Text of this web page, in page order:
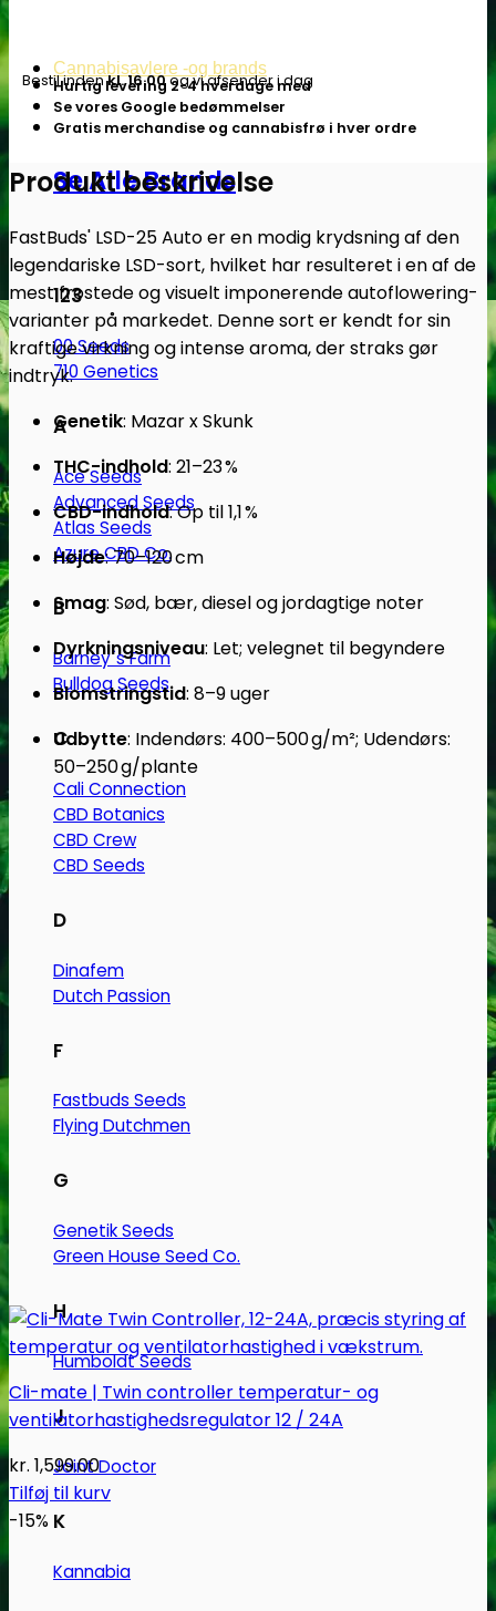
Cannabisavlere -og brands
Se Alle Brands
123
00 Seeds
710 Genetics
A
Ace Seeds
Advanced Seeds
Atlas Seeds
Azure CBD Co.
B
Barney´s Farm
Bulldog Seeds
C
Cali Connection
CBD Botanics
CBD Crew
CBD Seeds
D
Dinafem
Dutch Passion
F
Fastbuds Seeds
Flying Dutchmen
G
Genetik Seeds
Green House Seed Co.
H
Humboldt Seeds
J
Joint Doctor
K
Kannabia
Fem.
cannabis
frø
FastBuds
antal
Bestil indenkl. 16.00og vi afsender i dag
Hurtig levering 2-4 hverdage med
Se vores Google bedømmelser
Gratis merchandise og cannabisfrø i hver ordre
Produkt beskrivelse
FastBuds' LSD-25 Auto er en modig krydsning af den
legendariske LSD-sort, hvilket har resulteret i en af de
mest frostede og visuelt imponerende autoflowering-
varianter på markedet. Denne sort er kendt for sin
kraftige virkning og intense aroma, der straks gør
indtryk.
Genetik: Mazar x Skunk
THC-indhold: 21–23 %
CBD-indhold:Op til 1,1 %
Højde:70–120 cm
Smag: Sød, bær, diesel og jordagtige noter
Dyrkningsniveau: Let; velegnet til begyndere
Blomstringstid: 8–9 uger
Udbytte: Indendørs: 400–500 g/m²; Udendørs:
50–250 g/plante
Cli-mate | Twin controller temperatur- og
ventilatorhastighedsregulator 12 / 24A
kr. 1,599.00
Tilføj til kurv
-15%